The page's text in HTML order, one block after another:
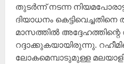
തുടർന്ന് നടന്ന
ദിയാധനം
മാസത്തിൽ
റദ്ദാക്കുകയായിരുന്നു.
ലോകമെമ്പാടുമുള്ള